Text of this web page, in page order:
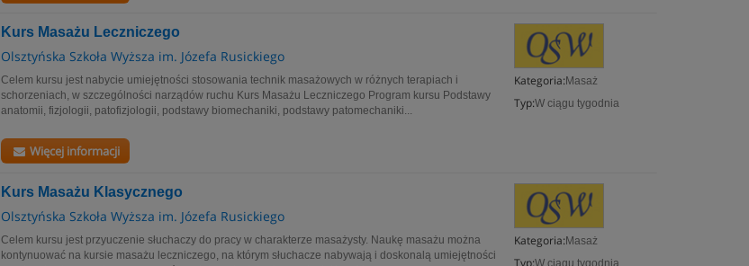
Kurs Masażu Leczniczego
Olsztyńska Szkoła Wyższa im. Józefa Rusickiego
Kategoria: Masaż
Typ:W ciągu tygodnia
Celem kursu jest nabycie umiejętności stosowania technik masażowych w różnych terapiach i
schorzeniach, w szczególności narządów ruchu Kurs Masażu Leczniczego Program kursu Podstawy
anatomii, fizjologii, patofizjologii, podstawy biomechaniki, podstawy patomechaniki...
Więcej informacji
Kurs Masażu Klasycznego
Olsztyńska Szkoła Wyższa im. Józefa Rusickiego
Kategoria: Masaż
Typ:W ciągu tygodnia
Celem kursu jest przyuczenie słuchaczy do pracy w charakterze masażysty. Naukę masażu można
kontynuować na kursie masażu leczniczego, na którym słuchacze nabywają i doskonalą umiejętności